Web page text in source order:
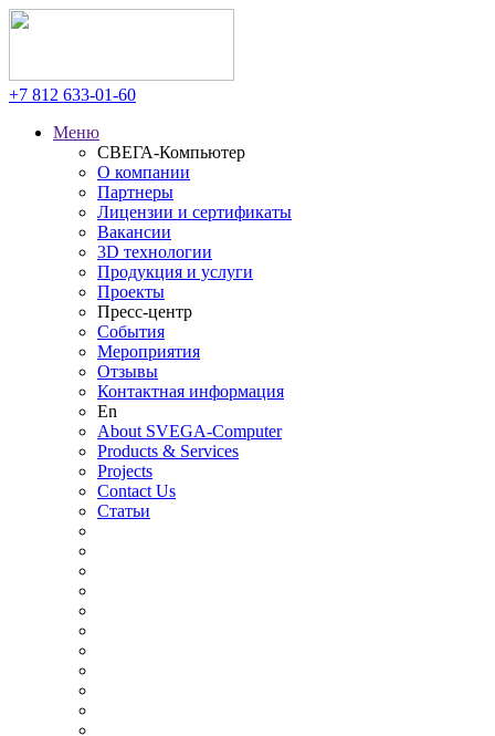
+7 812 633-01-60
Меню
СВЕГА-Компьютер
О компании
Партнеры
Лицензии и сертификаты
Вакансии
3D технологии
Продукция и услуги
Проекты
Пресс-центр
События
Мероприятия
Отзывы
Контактная информация
En
About SVEGA-Computer
Products & Services
Projects
Contact Us
Статьи